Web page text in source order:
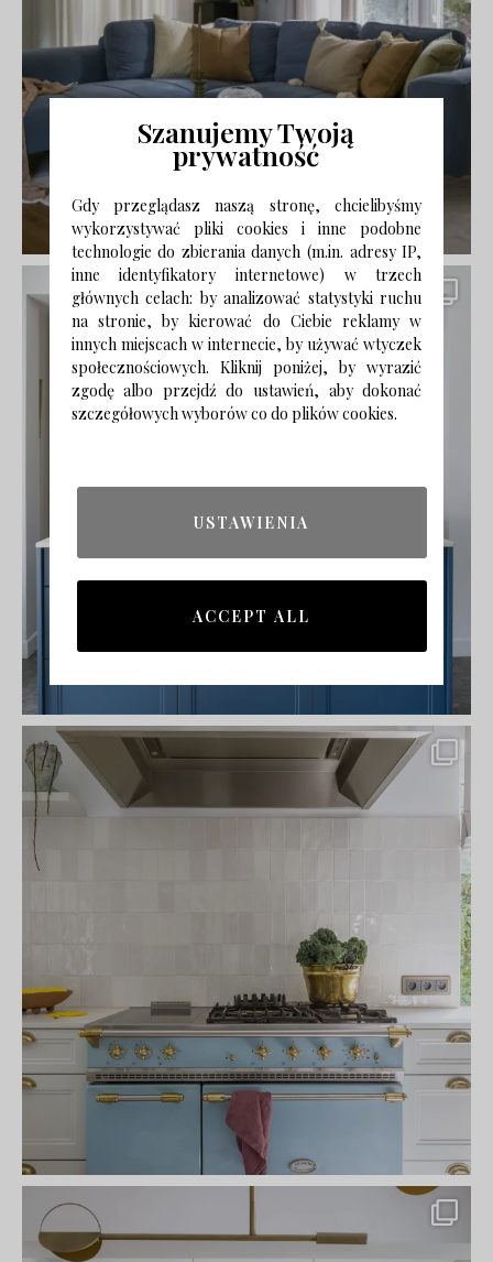
Szanujemy Twoją
prywatność
Gdy przeglądasz naszą stronę, chcielibyśmy
wykorzystywać pliki cookies i inne podobne
technologie do zbierania danych (m.in. adresy IP,
inne identyfikatory internetowe) w trzech
głównych celach: by analizować statystyki ruchu
na stronie, by kierować do Ciebie reklamy w
innych miejscach w internecie, by używać wtyczek
społecznościowych. Kliknij poniżej, by wyrazić
zgodę albo przejdź do ustawień, aby dokonać
szczegółowych wyborów co do plików cookies.
USTAWIENIA
ACCEPT ALL